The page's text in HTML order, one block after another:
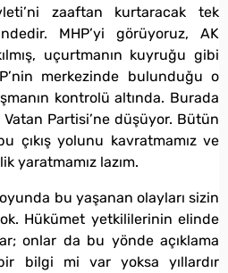
zaaftan kurtaracak tek
MHP’yi görüyoruz, AK
uçurtmanın kuyruğu gibi
merkezinde bulunduğu o
kontrolü altında. Burada
Partisi’ne düşüyor. Bütün
çıkış yolunu kavratmamız ve
yaratmamız lazım.
bu yaşanan olayları sizin
Hükümet yetkililerinin elinde
onlar da bu yönde açıklama
bilgi mi var yoksa yıllardır